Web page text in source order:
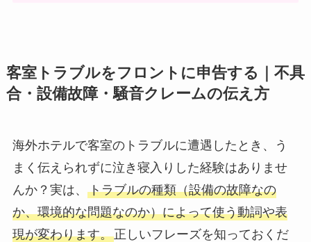
客室トラブルをフロントに申告する｜不具
合・設備故障・騒音クレームの伝え方
海外ホテルで客室のトラブルに遭遇したとき、う
まく伝えられずに泣き寝入りした経験はありませ
んか？実は、 トラブルの種類（設備の故障なの
か、環境的な問題なのか）によって使う動詞や表
現が変わります。正しいフレーズを知っておくだ